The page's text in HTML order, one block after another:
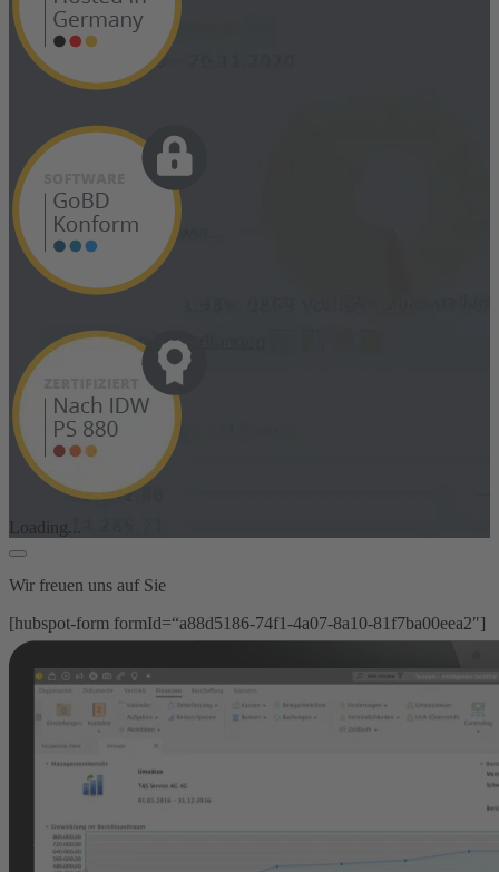
Loading...
Wir freuen uns auf Sie
[hubspot-form formId=“a88d5186-74f1-4a07-8a10-81f7ba00eea2″]